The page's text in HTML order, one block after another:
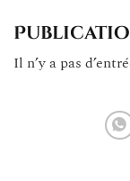
Il n’y a pas